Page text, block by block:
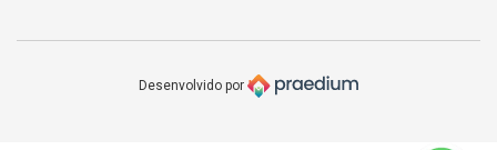
Desenvolvido por